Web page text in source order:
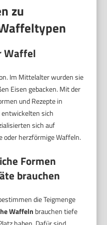
zu
Waffel
Im Mittelalter wurden sie
Eisen gebacken. Mit der
und Rezepte in
entwickelten sich
sich auf
oder herzförmige Waffeln.
Formen
brauchen
die Teigmenge
Waffeln brauchen tiefe